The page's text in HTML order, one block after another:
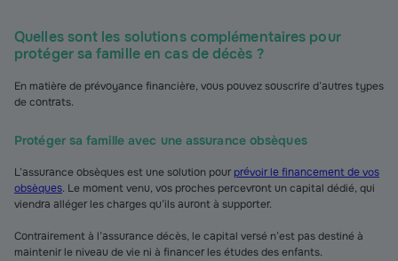
Quelles sont les solutions complémentaires pour
protéger sa famille en cas de décès ?
En matière de prévoyance financière, vous pouvez souscrire d’autres types
de contrats.
Protéger sa famille avec une assurance obsèques
L’assurance obsèques est une solution pourprévoir le financement de vos
obsèques. Le moment venu, vos proches percevront un capital dédié, qui
viendra alléger les charges qu’ils auront à supporter.
Contrairement à l’assurance décès, le capital versé n’est pas destiné à
maintenir le niveau de vie ni à financer les études des enfants.